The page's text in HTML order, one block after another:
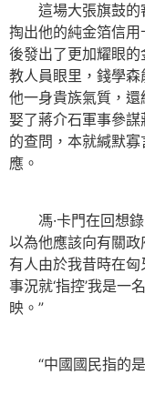
這場大張旗鼓的
掏出他的純金箔信
後發出了更加耀眼
教人員眼里，錢學
他一身貴族氣質，還
娶了蔣介石軍事參
的查問，本就緘默
應。
馮·卡門在回想錄
以為他應該向有關
有人由於我昔時在
事況就‘指控’我是一
映。”
“中國國民指的是